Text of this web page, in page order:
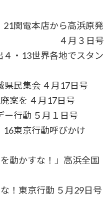
関電本店から高浜原発
発 ４月３日号
・13世界各地でスタン
民集会 ４月17日号
案を ４月17日号
行動 ５月１日号
東京行動呼びかけ
動かすな！」高浜全国
！東京行動 ５月29日号